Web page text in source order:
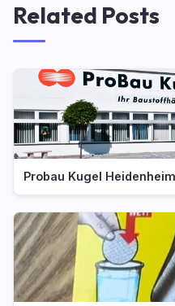
Related Posts
Probau Kugel Heidenheim